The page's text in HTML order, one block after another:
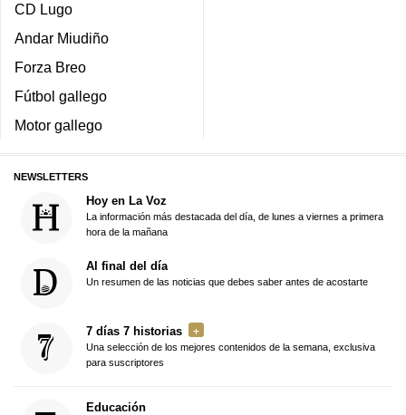
CD Lugo
Andar Miudiño
Forza Breo
Fútbol gallego
Motor gallego
NEWSLETTERS
Hoy en La Voz
La información más destacada del día, de lunes a viernes a primera
hora de la mañana
Al final del día
Un resumen de las noticias que debes saber antes de acostarte
7 días 7 historias
Una selección de los mejores contenidos de la semana, exclusiva
para suscriptores
Educación